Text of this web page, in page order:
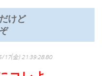
けど
17(金) 21:39:28.80